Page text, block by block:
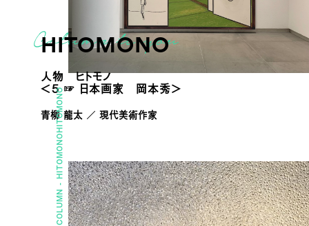
HITOMONO
人物 ヒトモノ
＜5 ☞ 日本画家 岡本秀＞
青柳 龍太 ／ 現代美術作家
COLUMN -
HITOMONO
HITOMONO